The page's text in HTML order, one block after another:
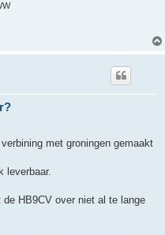
met groningen gemaakt
leverbaar.
HB9CV over niet al te lange